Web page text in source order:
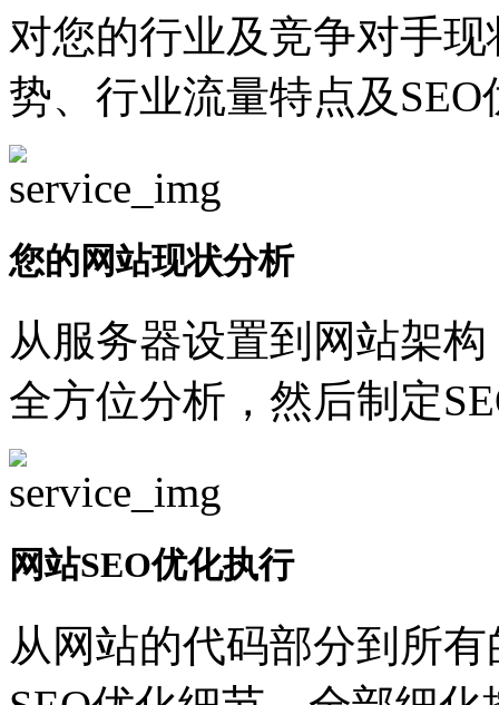
对您的行业及竞争对手
势、行业流量特点及
您的网站现状分析
从服务器设置到网站架
全方位分析，然后制定
网站SEO优化执行
从网站的代码部分到所